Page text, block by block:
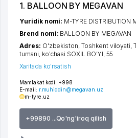
1. BALLOON BY MEGAVAN
Mamlakat kodi: +998
E-mail: r.muhiddin@megavan.uz
m-tyre.uz
+99890 ...Qo'ng'iroq qilish
Yuridik nomi: M-TYRE DISTRIBUTION
Brend nomi: BALLOON BY MEGAVAN
Adres: O'zbekiston,Toshkent viloyati,
tumani, ko'chasi SOXIL BO'YI, 55
Xaritada ko'rsatish